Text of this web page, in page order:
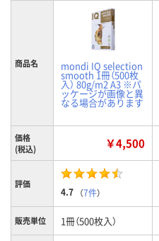
商品名 mondi IQ selection
smooth 1冊（500枚
入） 80g/m2 A3 ※パ
ッケージが画像と異
なる場合があります
価格
(税込)
￥4,500
評価
4.7 （7件）
販売単位 1冊（500枚入）